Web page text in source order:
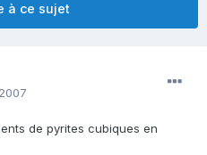
à ce sujet
de pyrites cubiques en